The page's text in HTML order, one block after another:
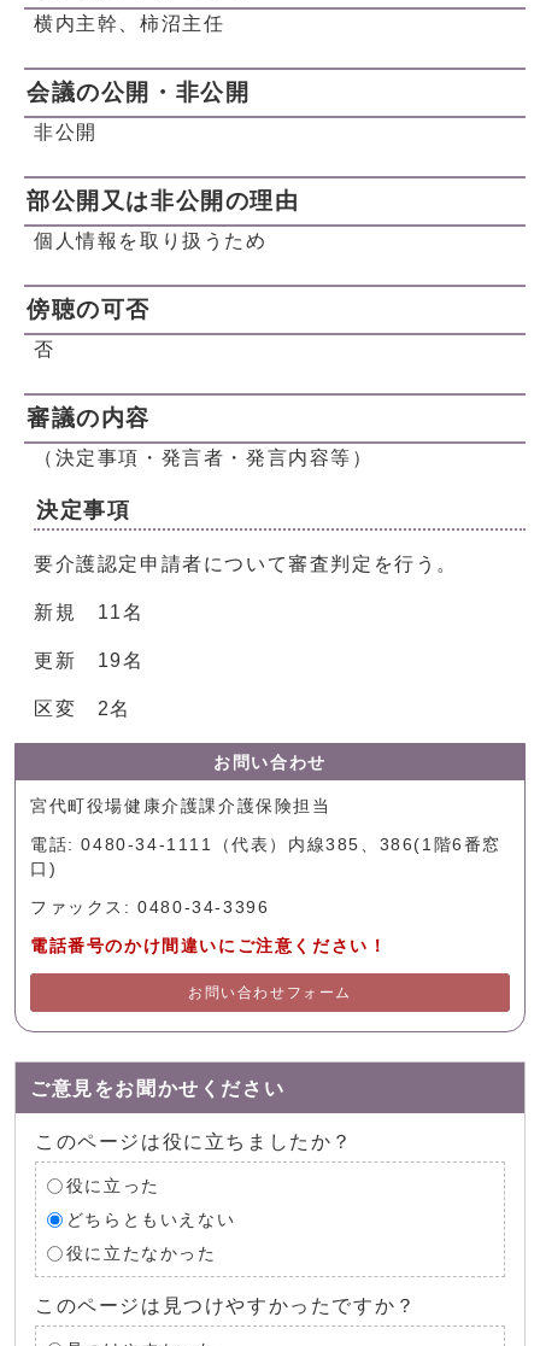
横内主幹、柿沼主任
会議の公開・非公開
非公開
部公開又は非公開の理由
個人情報を取り扱うため
傍聴の可否
否
審議の内容
（決定事項・発言者・発言内容等）
決定事項
要介護認定申請者について審査判定を行う。
新規 11名
更新 19名
区変 2名
お問い合わせ
宮代町役場健康介護課介護保険担当
電話: 0480-34-1111（代表）内線385、386(1階6番窓
口)
ファックス: 0480-34-3396
電話番号のかけ間違いにご注意ください！
お問い合わせフォーム
ご意見をお聞かせください
このページは役に立ちましたか？
役に立った
どちらともいえない
役に立たなかった
このページは見つけやすかったですか？